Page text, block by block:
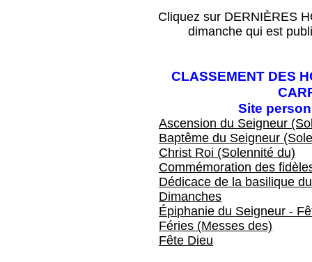
Cliquez sur DERNIÈRES
dimanche qui est
CLASSEMENT DES
Site
Ascension du Seigneur
Baptême du Seigneur
Christ Roi (Solennité du)
Commémoration des
Dédicace de la basilique
Dimanches
Épiphanie du Seigneur -
Féries (Messes des)
Fête Dieu